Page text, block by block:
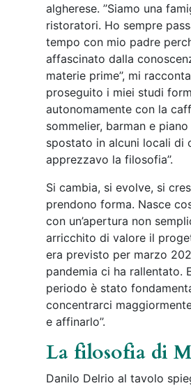
arricchito di valore il
era previsto per marzo
pandemia ci ha rallentato.
periodo è stato
concentrarci
e affinarlo’’.
La filosofia di
Danilo Delrio al tavolo
pensare che dietro questo
alla tecnica, ci sia un
legato alla memoria e
creare qualcosa che
conduttore con il suo
quelle che erano le ricette
senza mai staccarsi
tradizione gastronomica
’’Volevo portare tutto
cucina tipica della mia
mangia nelle trattoria. Lo
idee nuove ma partendo